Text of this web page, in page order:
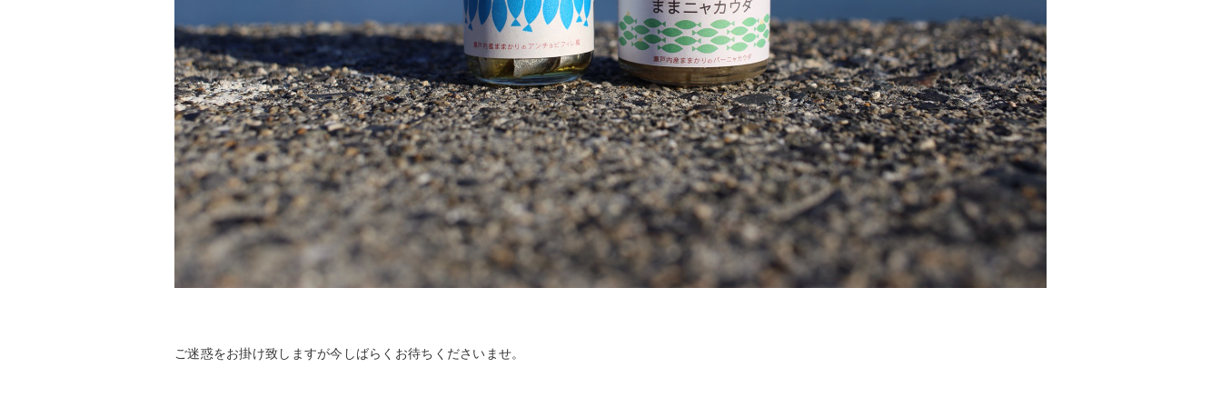
ご迷惑をお掛け致しますが今しばらくお待ちくださいませ。